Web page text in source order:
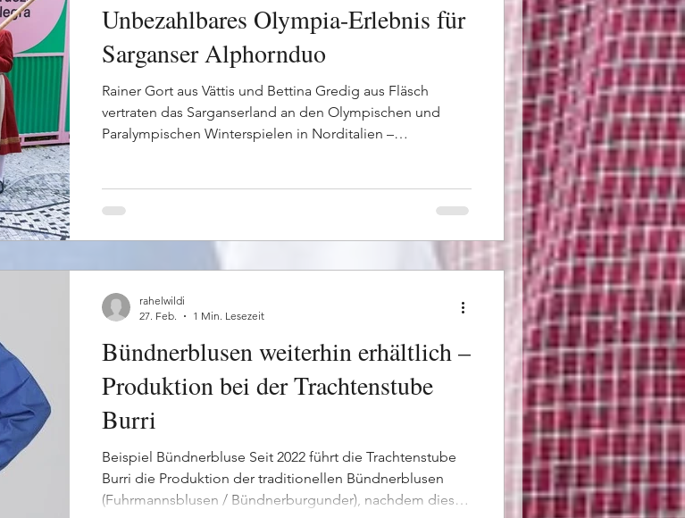
Unbezahlbares Olympia-Erlebnis für
Sarganser Alphornduo
Rainer Gort aus Vättis und Bettina Gredig aus Fläsch
vertraten das Sarganserland an den Olympischen und
Paralympischen Winterspielen in Norditalien –
Schweizer Klangtradition. Neben Konzerten und
musikalischen Auftritten mit Jodlern und
Fahnenschwingern gaben sie auch Workshops, bei denen
Bündnerblusen weiterhin erhältlich –
Produktion bei der Trachtenstube
Burri
Beispiel Bündnerbluse Seit 2022 führt die Trachtenstube
Burri die Produktion der traditionellen Bündnerblusen
(Fuhrmannsblusen / Bündnerburgunder), nachdem diese
rahelwildi
27. Feb.
1 Min. Lesezeit